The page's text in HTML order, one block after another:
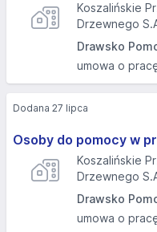
Koszalińskie
Drzewnego
Drawsko
umowa o
Osoby do pomocy w
Koszalińskie
Drzewnego
Drawsko
umowa o
Dodana 27 lipca